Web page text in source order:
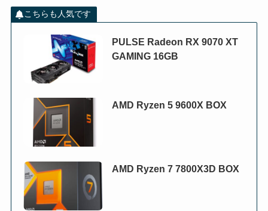
こちらも人気です
PULSE Radeon RX 9070 XT
GAMING 16GB
AMD Ryzen 5 9600X BOX
AMD Ryzen 7 7800X3D BOX